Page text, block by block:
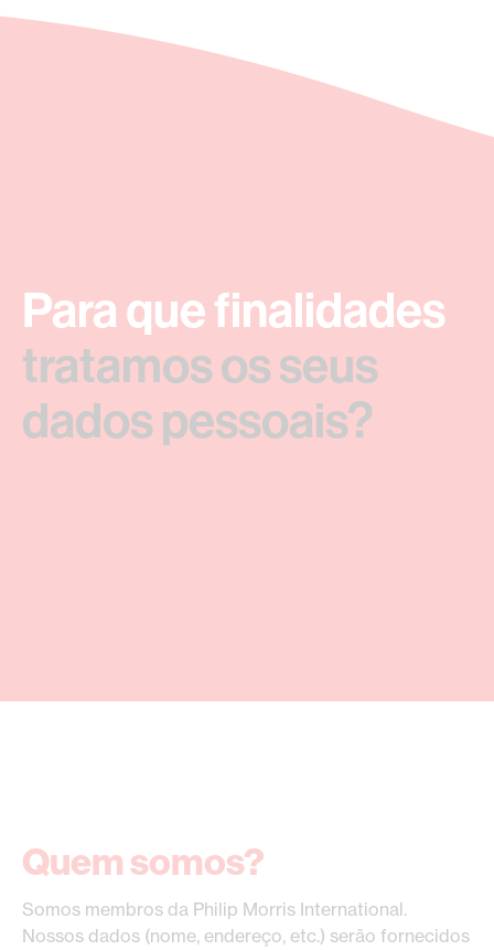
Para que finalidades
tratamos os seus
dados pessoais?
Quem somos?
Somos membros da Philip Morris International.
Nossos dados (nome, endereço, etc.) serão fornecidos